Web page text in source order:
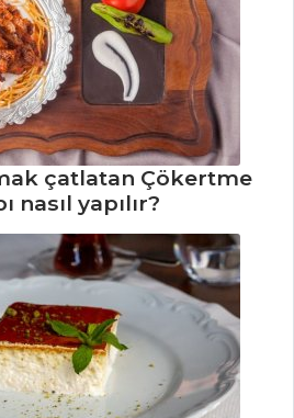
çatlatan Çökertme
nasıl yapılır?